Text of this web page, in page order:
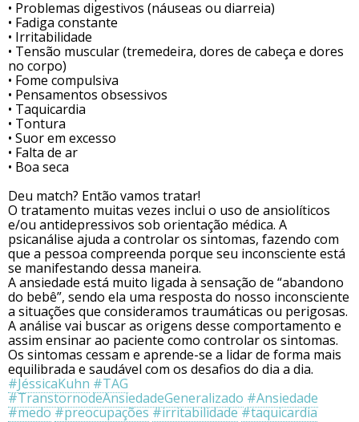
• Problemas digestivos (náuseas ou diarreia)
• Fadiga constante
• Irritabilidade
• Tensão muscular (tremedeira, dores de cabeça e dores
no corpo)
• Fome compulsiva
• Pensamentos obsessivos
• Taquicardia
• Tontura
• Suor em excesso
• Falta de ar
• Boa seca
Deu match? Então vamos tratar!
O tratamento muitas vezes inclui o uso de ansiolíticos
e/ou antidepressivos sob orientação médica. A
psicanálise ajuda a controlar os sintomas, fazendo com
que a pessoa compreenda porque seu inconsciente está
se manifestando dessa maneira.
A ansiedade está muito ligada à sensação de “abandono
do bebê”, sendo ela uma resposta do nosso inconsciente
a situações que consideramos traumáticas ou perigosas.
A análise vai buscar as origens desse comportamento e
assim ensinar ao paciente como controlar os sintomas.
Os sintomas cessam e aprende-se a lidar de forma mais
equilibrada e saudável com os desafios do dia a dia.
#JéssicaKuhn #TAG
#TranstornodeAnsiedadeGeneralizado #Ansiedade
#medo #preocupações #irritabilidade #taquicardia